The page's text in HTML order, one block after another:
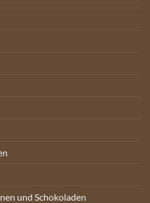
und Schokoladen